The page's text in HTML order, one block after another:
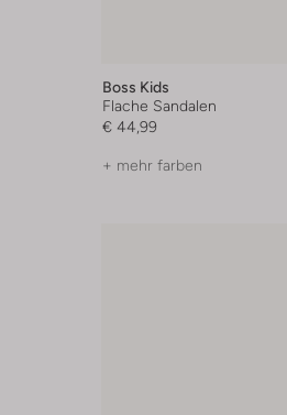
Boss Kids
Flache Sandalen
€ 44,99
+ mehr farben